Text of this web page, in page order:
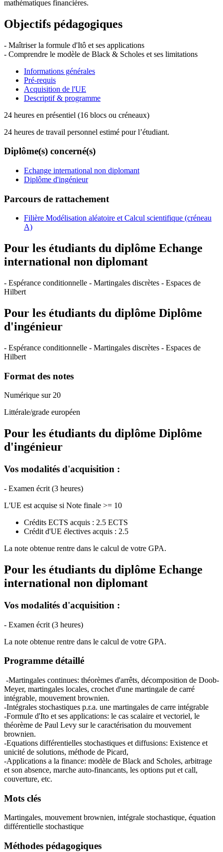
mathématiques financières.
Objectifs pédagogiques
- Maîtriser la formule d'Itô et ses applications
- Comprendre le modèle de Black & Scholes et ses limitations
Informations générales
Pré-requis
Acquisition de l'UE
Descriptif & programme
24 heures en présentiel (16 blocs ou créneaux)
24 heures de travail personnel estimé pour l’étudiant.
Diplôme(s) concerné(s)
Echange international non diplomant
Diplôme d'ingénieur
Parcours de rattachement
Filière Modélisation aléatoire et Calcul scientifique (créneau
A)
Pour les étudiants du diplôme Echange
international non diplomant
- Espérance conditionnelle - Martingales discrètes - Espaces de
Hilbert
Pour les étudiants du diplôme Diplôme
d'ingénieur
- Espérance conditionnelle - Martingales discrètes - Espaces de
Hilbert
Format des notes
Numérique sur 20
Littérale/grade européen
Pour les étudiants du diplôme Diplôme
d'ingénieur
Vos modalités d'acquisition :
- Examen écrit (3 heures)
L'UE est acquise si Note finale >= 10
Crédits ECTS acquis : 2.5 ECTS
Crédit d'UE électives acquis : 2.5
La note obtenue rentre dans le calcul de votre GPA.
Pour les étudiants du diplôme Echange
international non diplomant
Vos modalités d'acquisition :
- Examen écrit (3 heures)
La note obtenue rentre dans le calcul de votre GPA.
Programme détaillé
-Martingales continues: théorèmes d'arrêts, décomposition de Doob-
Meyer, martingales locales, crochet d'une martingale de carré
intégrable, mouvement brownien.
-Intégrales stochastiques p.r.a. une martingales de carre intégrable
-Formule d'Ito et ses applications: le cas scalaire et vectoriel, le
théorème de Paul Levy sur le caractérisation du mouvement
brownien.
-Equations différentielles stochastiques et diffusions: Existence et
unicité de solutions, méthode de Picard,
-Applications a la finance: modèle de Black and Scholes, arbitrage
et son absence, marche auto-financants, les options put et call,
couverture, etc.
Mots clés
Martingales, mouvement brownien, intégrale stochastique, équation
différentielle stochastique
Méthodes pédagogiques